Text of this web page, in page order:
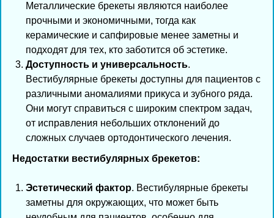
Металлические брекеты являются наиболее
прочными и экономичными, тогда как
керамические и сапфировые менее заметны и
подходят для тех, кто заботится об эстетике.
Доступность и универсальность.
Вестибулярные брекеты доступны для пациентов с
различными аномалиями прикуса и зубного ряда.
Они могут справиться с широким спектром задач,
от исправления небольших отклонений до
сложных случаев ортодонтического лечения.
Недостатки вестибулярных брекетов:
Эстетический фактор. Вестибулярные брекеты
заметны для окружающих, что может быть